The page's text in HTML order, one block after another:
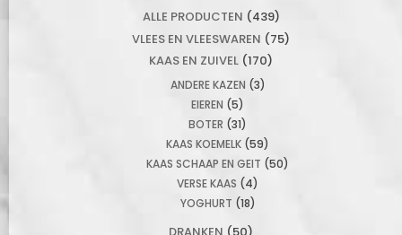
ALLE PRODUCTEN (439)
VLEES EN VLEESWAREN (75)
KAAS EN ZUIVEL (170)
ANDERE KAZEN (3)
EIEREN (5)
BOTER (31)
KAAS KOEMELK (59)
KAAS SCHAAP EN GEIT (50)
VERSE KAAS (4)
YOGHURT (18)